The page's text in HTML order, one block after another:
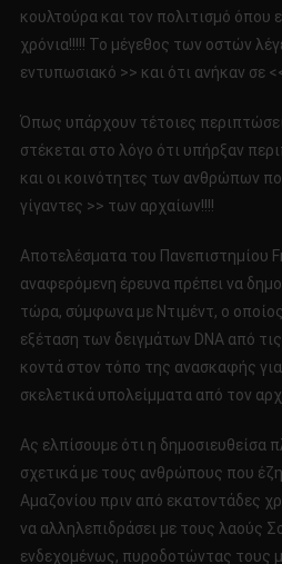
κουλτούρα και τον πολιτισμό όπου
χρόνια!!!!! Το μέγεθος των οστών
εντυπωσιακό >> και ότι ανήκαν σε
Όπως υπάρχουν τέτοιες
στέκεται στο λόγο ότι υπήρξαν
και οι κοινότητες των ανθρώπων
γίγαντες >> των αρχαίων!!!!
Αποτελέσματα του Πανεπιστημίου
αναφερόμενη έρευνα πρέπει να
τώρα, σύμφωνα με Ντιμέντ, ο οποίος
εξέταση των δειγμάτων DNA από τις
κοντά στον τόπο της ανασκαφής
σκελετικά υπολείμματα από τον
Ας ελπίσουμε ότι η δημοσιευθείσα
σχετικά με τους ανθρώπους που
Αμαζονίου πριν από εκατοντάδες
να αλληλεπιδράσει με τους λαούς
ενδεχομένως, πυροδοτώντας τους